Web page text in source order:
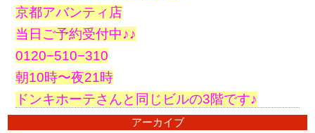
京都アバンティ店
当日ご予約受付中♪♪
0120−510−310
朝10時〜夜21時
ドンキホーテさんと同じビルの3階です♪
アーカイブ